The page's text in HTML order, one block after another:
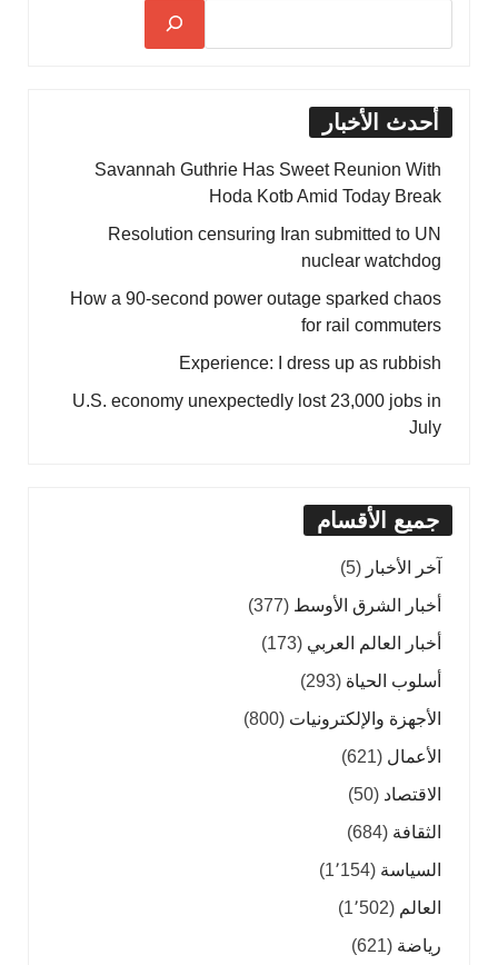
أحدث الأخبار
Savannah Guthrie Has Sweet Reunion With
Hoda Kotb Amid Today Break
Resolution censuring Iran submitted to UN
nuclear watchdog
How a 90-second power outage sparked chaos
for rail commuters
Experience: I dress up as rubbish
U.S. economy unexpectedly lost 23,000 jobs in
July
جميع الأقسام
آخر الأخبار (5)
أخبار الشرق الأوسط (377)
أخبار العالم العربي (173)
أسلوب الحياة (293)
الأجهزة والإلكترونيات (800)
الأعمال (621)
الاقتصاد (50)
الثقافة (684)
السياسة (1٬154)
العالم (1٬502)
رياضة (621)